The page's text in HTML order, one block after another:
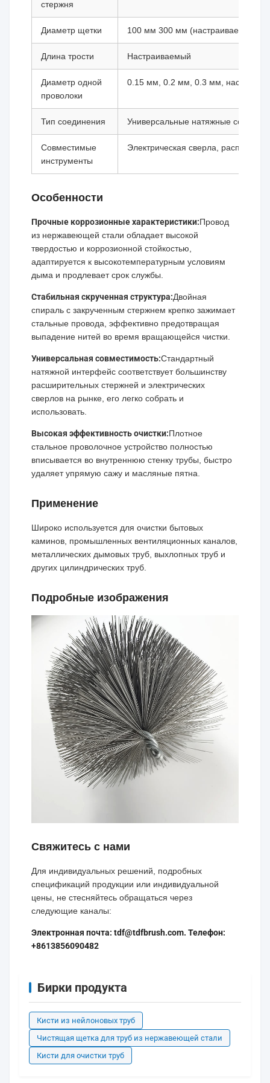
стержня
Диаметр щетки 100 мм 300 мм (настраиваемая)
Длина трости Настраиваемый
Диаметр одной
проволоки
0.15 мм, 0.2 мм, 0.3 мм,
Тип соединения Универсальные натяжные
Совместимые
инструменты
Электрическая сверла,
Особенности
Прочные коррозионные характеристики:Провод
из нержавеющей стали обладает высокой
твердостью и коррозионной стойкостью,
адаптируется к высокотемпературным условиям
дыма и продлевает срок службы.
Стабильная скрученная структура:Двойная
спираль с закрученным стержнем крепко зажимает
стальные провода, эффективно предотвращая
выпадение нитей во время вращающейся чистки.
Универсальная совместимость:Стандартный
натяжной интерфейс соответствует большинству
расширительных стержней и электрических
сверлов на рынке, его легко собрать и
использовать.
Высокая эффективность очистки:Плотное
стальное проволочное устройство полностью
вписывается во внутреннюю стенку трубы, быстро
удаляет упрямую сажу и масляные пятна.
Применение
Широко используется для очистки бытовых
каминов, промышленных вентиляционных каналов,
металлических дымовых труб, выхлопных труб и
других цилиндрических труб.
Подробные изображения
Свяжитесь с нами
Для индивидуальных решений, подробных
спецификаций продукции или индивидуальной
цены, не стесняйтесь обращаться через
следующие каналы:
Электронная почта: tdf@tdfbrush.com. Телефон:
+8613856090482
Бирки продукта
Кисти из нейлоновых труб
Чистящая щетка для труб из нержавеющей стали
Кисти для очистки труб